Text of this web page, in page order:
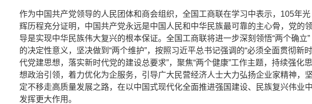
作为中国共产党领导的人民团体和商会组织，全国工商联在学习中表示，105年光
辉历程充分证明，中国共产党永远是中国人民和中华民族最可靠的主心骨，党的领
导是实现中华民族伟大复兴的根本保证。全国工商联将进一步深刻领悟“两个确立”
的决定性意义，坚决做到“两个维护”，按照习近平总书记强调的“必须全面贯彻新时
代党建思想，落实新时代党的建设总要求”，聚焦“两个健康”工作主题，持续强化思
想政治引领，着力优化为企服务，引导广大民营经济人士大力弘扬企业家精神，坚
定不移走高质量发展之路，在以中国式现代化全面推进强国建设、民族复兴伟业中
发挥更大作用。